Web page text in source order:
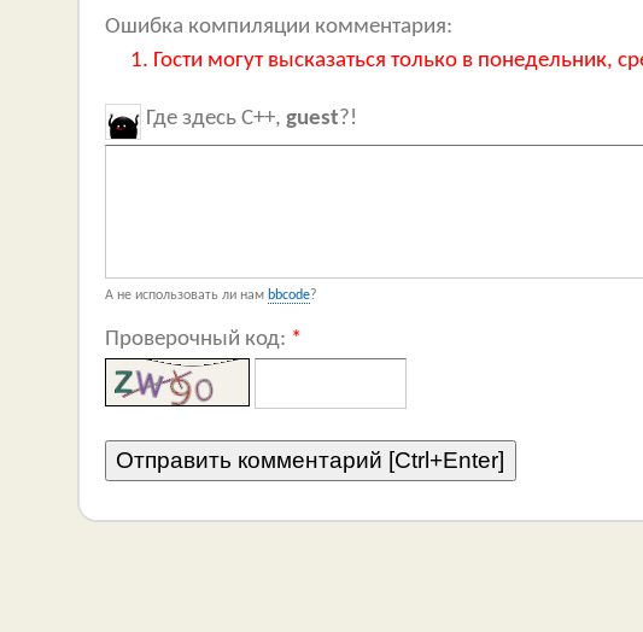
Ошибка компиляции комментария:
Гости могут высказаться только в понедельник,
Где здесь C++, guest?!
А не использовать ли нам bbcode?
Проверочный код: *